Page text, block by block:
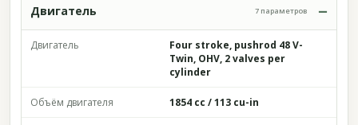
Двигатель 7 параметров
Двигатель
Four stroke, pushrod 48 V-
Twin, OHV, 2 valves per
cylinder
Объём двигателя 1854 cc / 113 cu-in